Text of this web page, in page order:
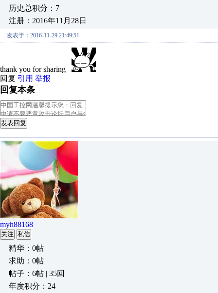
历史总积分：7
注册：2016年11月28日
发表于：2016-11-29 21:49:51
thank you for sharing
回复 引用 举报
回复本条
发表回复
myh88168
关注 私信
精华：0帖
求助：0帖
帖子：6帖 | 35回
年度积分：24